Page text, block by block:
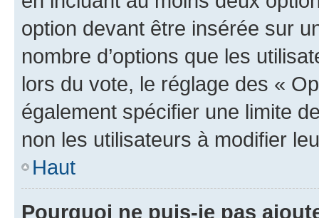
option devant être insérée sur
nombre d’options que les
lors du vote, le réglage des «
également spécifier une limite
non les utilisateurs à modifier
Haut
Pourquoi ne puis-je pas